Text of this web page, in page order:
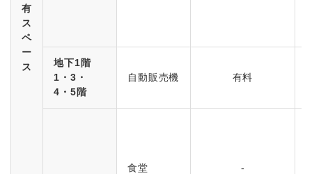
有
ス
ペ
ー
ス
地下1階
1・3・
4・5階
自動販売機 有料
食堂 -